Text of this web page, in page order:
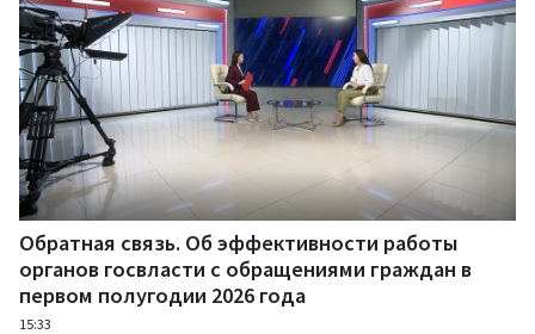
Обратная связь. Об эффективности работы
органов госвласти с обращениями граждан в
первом полугодии 2026 года
15:33